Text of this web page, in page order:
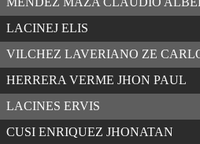
LACINEJ ELIS
VILCHEZ LAVERIANO ZE
HERRERA VERME JHON PAUL
LACINES ERVIS
CUSI ENRIQUEZ JHONATAN